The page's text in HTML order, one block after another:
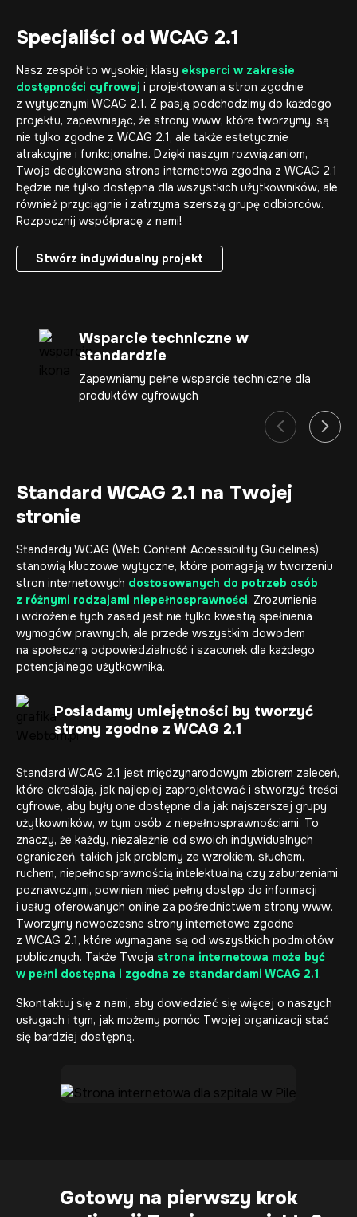
Specjaliści od WCAG 2.1
Nasz zespół to wysokiej klasy eksperci w zakresie
dostępności cyfrowej i projektowania stron zgodnie
z wytycznymi WCAG 2.1. Z pasją podchodzimy do każdego
projektu, zapewniając, że strony www, które tworzymy, są
nie tylko zgodne z WCAG 2.1, ale także estetycznie
atrakcyjne i funkcjonalne. Dzięki naszym rozwiązaniom,
Twoja dedykowana strona internetowa zgodna z WCAG 2.1
będzie nie tylko dostępna dla wszystkich użytkowników, ale
również przyciągnie i zatrzyma szerszą grupę odbiorców.
Rozpocznij współpracę z nami!
Stwórz indywidualny projekt
Wsparcie techniczne w
standardzie
Zapewniamy pełne wsparcie techniczne dla
produktów cyfrowych
Standard WCAG 2.1 na Twojej
stronie
Standardy WCAG (Web Content Accessibility Guidelines)
stanowią kluczowe wytyczne, które pomagają w tworzeniu
stron internetowych dostosowanych do potrzeb osób
z różnymi rodzajami niepełnosprawności. Zrozumienie
i wdrożenie tych zasad jest nie tylko kwestią spełnienia
wymogów prawnych, ale przede wszystkim dowodem
na społeczną odpowiedzialność i szacunek dla każdego
potencjalnego użytkownika.
Posiadamy umiejętności by tworzyć
strony zgodne z WCAG 2.1
Standard WCAG 2.1 jest międzynarodowym zbiorem zaleceń,
które określają, jak najlepiej zaprojektować i stworzyć treści
cyfrowe, aby były one dostępne dla jak najszerszej grupy
użytkowników, w tym osób z niepełnosprawnościami. To
znaczy, że każdy, niezależnie od swoich indywidualnych
ograniczeń, takich jak problemy ze wzrokiem, słuchem,
ruchem, niepełnosprawnością intelektualną czy zaburzeniami
poznawczymi, powinien mieć pełny dostęp do informacji
i usług oferowanych online za pośrednictwem strony www.
Tworzymy nowoczesne strony internetowe zgodne
z WCAG 2.1, które wymagane są od wszystkich podmiotów
publicznych. Także Twoja strona internetowa może być
w pełni dostępna i zgodna ze standardami WCAG 2.1.
Skontaktuj się z nami, aby dowiedzieć się więcej o naszych
usługach i tym, jak możemy pomóc Twojej organizacji stać
się bardziej dostępną.
Gotowy na pierwszy krok